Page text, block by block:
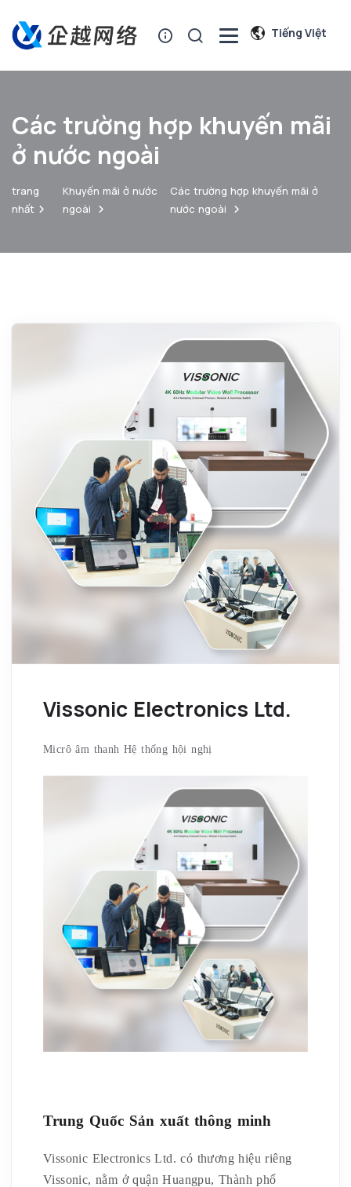
Tiếng Việt
Các trường hợp khuyến mãi
ở nước ngoài
trang
nhất
Khuyến mãi ở nước
ngoài
Các trường hợp khuyến mãi ở
nước ngoài
Vissonic Electronics Ltd.
Micrô âm thanh Hệ thống hội nghị
Trung Quốc Sản xuất thông minh
Vissonic Electronics Ltd. có thương hiệu riêng
Vissonic, nằm ở quận Huangpu, Thành phố